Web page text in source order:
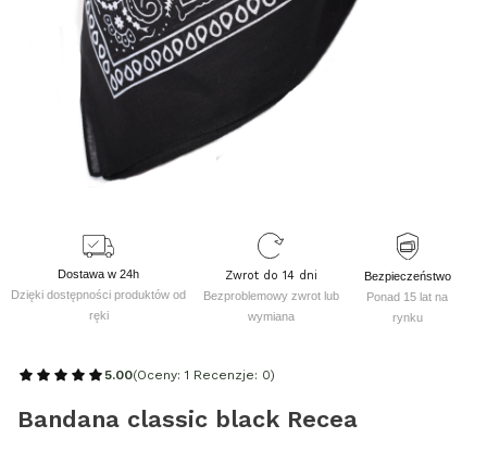
Dostawa w 24h
Dzięki dostępności produktów od
ręki
Zwrot do 14 dni
Bezproblemowy zwrot lub
wymiana
Bezpieczeństwo
Ponad 15 lat na
rynku
5.00(Oceny: 1 Recenzje: 0)
Bandana classic black Recea